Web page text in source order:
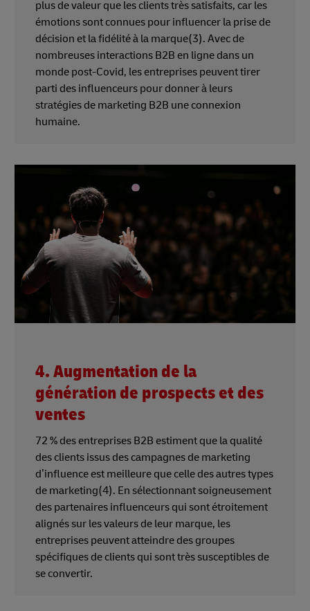
plus de valeur que les clients très satisfaits, car les
émotions sont connues pour influencer la prise de
décision et la fidélité à la marque(3). Avec de
nombreuses interactions B2B en ligne dans un
monde post-Covid, les entreprises peuvent tirer
parti des influenceurs pour donner à leurs
stratégies de marketing B2B une connexion
humaine.
4. Augmentation de la
génération de prospects et des
ventes
72 % des entreprises B2B estiment que la qualité
des clients issus des campagnes de marketing
d’influence est meilleure que celle des autres types
de marketing(4). En sélectionnant soigneusement
des partenaires influenceurs qui sont étroitement
alignés sur les valeurs de leur marque, les
entreprises peuvent atteindre des groupes
spécifiques de clients qui sont très susceptibles de
se convertir.